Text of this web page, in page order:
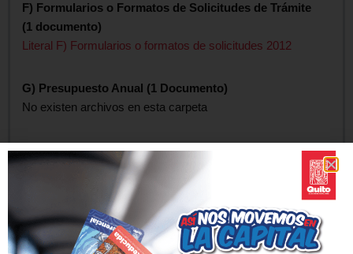
F) Formularios o Formatos de Solicitudes de Trámite
(1 documento)
Literal F) Formularios o formatos de solicitudes 2012
G) Presupuesto Anual (1 Documento)
No existen archivos en esta carpeta
H) Auditorías Internas y Gubernamentales (1
No existen archivos en esta carpeta
I) Procesos de Contratación Pública
(1 documento)